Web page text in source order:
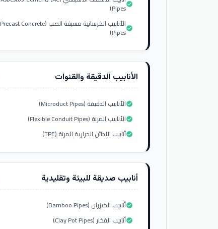
Pipes)check_circle
الأنابيب الخرسانية مسبقة الصب (Precast Concrete
Pipes)check_circle
الأنابيب الدقيقة والقنوات
الأنابيب الدقيقة (Microduct Pipes)check_circle
الأنابيب المرنة (Flexible Conduit Pipes)check_circle
أنابيب اللدائن الحرارية المرنة (TPE)check_circle
أنابيب صديقة للبيئة وتقليدية
أنابيب الخيزران (Bamboo Pipes)check_circle
أنابيب الفخار (Clay Pot Pipes)check_circle